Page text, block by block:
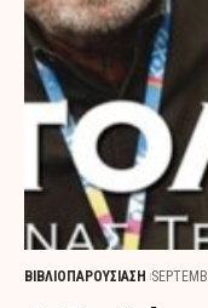
ΒΙΒΛΙΟΠΑΡΟΥΣΙΑΣΗ